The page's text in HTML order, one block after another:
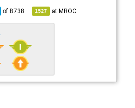
ofB738 1527 atMROC